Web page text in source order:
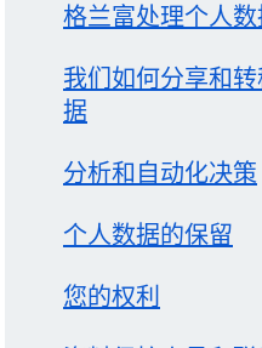
格兰富处理个人
我们如何分享和
据
分析和自动化决策
个人数据的保留
您的权利